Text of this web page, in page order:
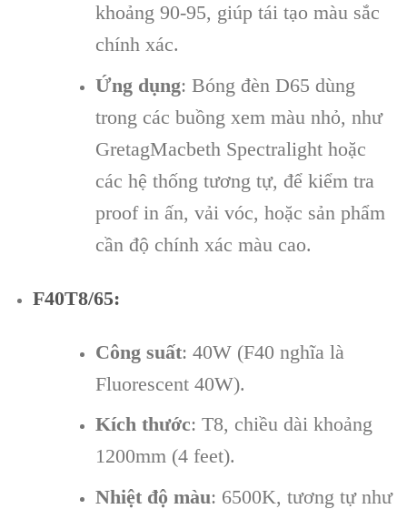
khoảng 90-95, giúp tái tạo màu sắc
chính xác.
Ứng dụng: Bóng đèn D65 dùng
trong các buồng xem màu nhỏ, như
GretagMacbeth Spectralight hoặc
các hệ thống tương tự, để kiểm tra
proof in ấn, vải vóc, hoặc sản phẩm
cần độ chính xác màu cao.
F40T8/65:
Công suất: 40W (F40 nghĩa là
Fluorescent 40W).
Kích thước: T8, chiều dài khoảng
1200mm (4 feet).
Nhiệt độ màu: 6500K, tương tự như